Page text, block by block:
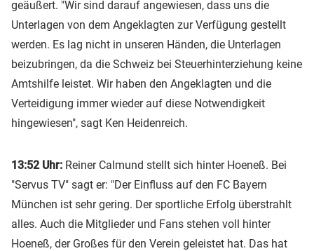
geäußert. "Wir sind darauf angewiesen, dass uns die
Unterlagen von dem Angeklagten zur Verfügung gestellt
werden. Es lag nicht in unseren Händen, die Unterlagen
beizubringen, da die Schweiz bei Steuerhinterziehung keine
Amtshilfe leistet. Wir haben den Angeklagten und die
Verteidigung immer wieder auf diese Notwendigkeit
hingewiesen", sagt Ken Heidenreich.
13:52 Uhr: Reiner Calmund stellt sich hinter Hoeneß. Bei
"Servus TV" sagt er: "Der Einfluss auf den FC Bayern
München ist sehr gering. Der sportliche Erfolg überstrahlt
alles. Auch die Mitglieder und Fans stehen voll hinter
Hoeneß, der Großes für den Verein geleistet hat. Das hat